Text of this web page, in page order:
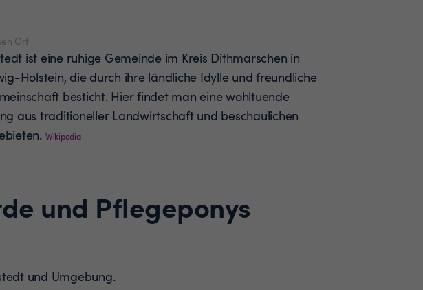
Ort
ist eine ruhige Gemeinde im Kreis Dithmarschen in
Holstein, die durch ihre ländliche Idylle und freundliche
besticht. Hier findet man eine wohltuende
aus traditioneller Landwirtschaft und beschaulichen
Wikipedia
und Pflegeponys
und Umgebung.